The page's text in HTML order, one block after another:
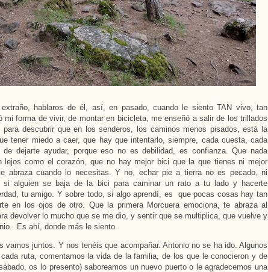
hablaros de él, así, en pasado, cuando le siento TAN vivo, tan
mi forma de vivir, de montar en bicicleta, me enseñó a salir de los trillados
para descubrir que en los senderos, los caminos menos pisados, está la
tener miedo a caer, que hay que intentarlo, siempre, cada cuesta, cada
dejarte ayudar, porque eso no es debilidad, es confianza. Que nada
lejos como el corazón, que no hay mejor bici que la que tienes ni mejor
abraza cuando lo necesitas. Y no, echar pie a tierra no es pecado, ni
si alguien se baja de la bici para caminar un rato a tu lado y hacerte
tu amigo. Y sobre todo, si algo aprendí, es que pocas cosas hay tan
en los ojos de otro. Que la primera Morcuera emociona, te abraza al
devolver lo mucho que se me dio, y sentir que se multiplica, que vuelve y
Es ahí, donde más le siento.
vamos juntos. Y nos tenéis que acompañar. Antonio no se ha ido. Algunos
ruta, comentamos la vida de la familia, de los que le conocieron y de
os lo presento) saboreamos un nuevo puerto o le agradecemos una